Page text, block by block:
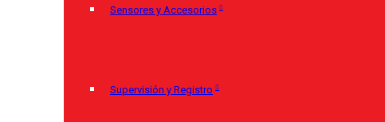
Sensores y Accesorios
Supervisión y Registro